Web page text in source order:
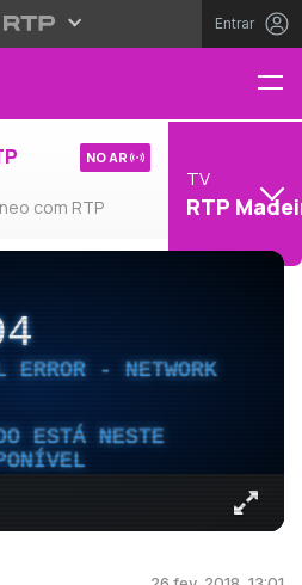
Entrar
com RTP
NO AR
TV
RTP
- NETWORK
ESTÁ NESTE